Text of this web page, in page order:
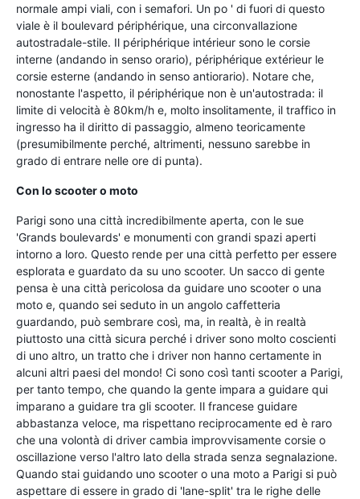
normale ampi viali, con i semafori. Un po ' di fuori di questo
viale è il boulevard périphérique, una circonvallazione
autostradale-stile. Il périphérique intérieur sono le corsie
interne (andando in senso orario), périphérique extérieur le
corsie esterne (andando in senso antiorario). Notare che,
nonostante l'aspetto, il périphérique non è un'autostrada: il
limite di velocità è 80km/h e, molto insolitamente, il traffico in
ingresso ha il diritto di passaggio, almeno teoricamente
(presumibilmente perché, altrimenti, nessuno sarebbe in
grado di entrare nelle ore di punta).
Con lo scooter o moto
Parigi sono una città incredibilmente aperta, con le sue
'Grands boulevards' e monumenti con grandi spazi aperti
intorno a loro. Questo rende per una città perfetto per essere
esplorata e guardato da su uno scooter. Un sacco di gente
pensa è una città pericolosa da guidare uno scooter o una
moto e, quando sei seduto in un angolo caffetteria
guardando, può sembrare così, ma, in realtà, è in realtà
piuttosto una città sicura perché i driver sono molto coscienti
di uno altro, un tratto che i driver non hanno certamente in
alcuni altri paesi del mondo! Ci sono così tanti scooter a Parigi,
per tanto tempo, che quando la gente impara a guidare qui
imparano a guidare tra gli scooter. Il francese guidare
abbastanza veloce, ma rispettano reciprocamente ed è raro
che una volontà di driver cambia improvvisamente corsie o
oscillazione verso l'altro lato della strada senza segnalazione.
Quando stai guidando uno scooter o una moto a Parigi si può
aspettare di essere in grado di 'lane-split' tra le righe delle